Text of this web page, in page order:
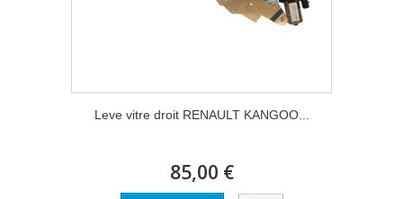
Leve vitre droit RENAULT KANGOO...
85,00 €